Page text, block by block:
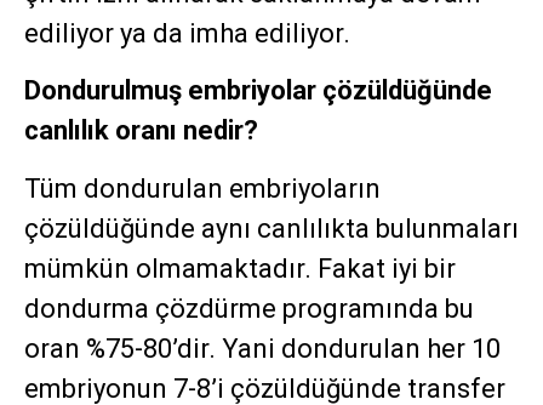
ediliyor ya da imha ediliyor.
Dondurulmuş embriyolar çözüldüğünde
canlılık oranı nedir?
Tüm dondurulan embriyoların
çözüldüğünde aynı canlılıkta bulunmaları
mümkün olmamaktadır. Fakat iyi bir
dondurma çözdürme programında bu
oran %75-80’dir. Yani dondurulan her 10
embriyonun 7-8’i çözüldüğünde transfer